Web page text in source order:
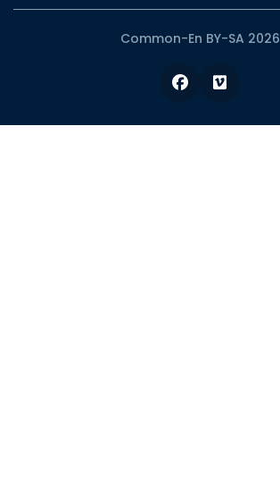
Common-En BY-SA 2026
Facebook
Vimeo